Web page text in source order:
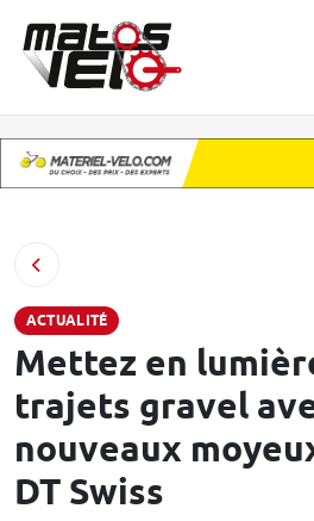
ACTUALITÉ
Mettez en
trajets gravel
nouveaux
DT Swiss